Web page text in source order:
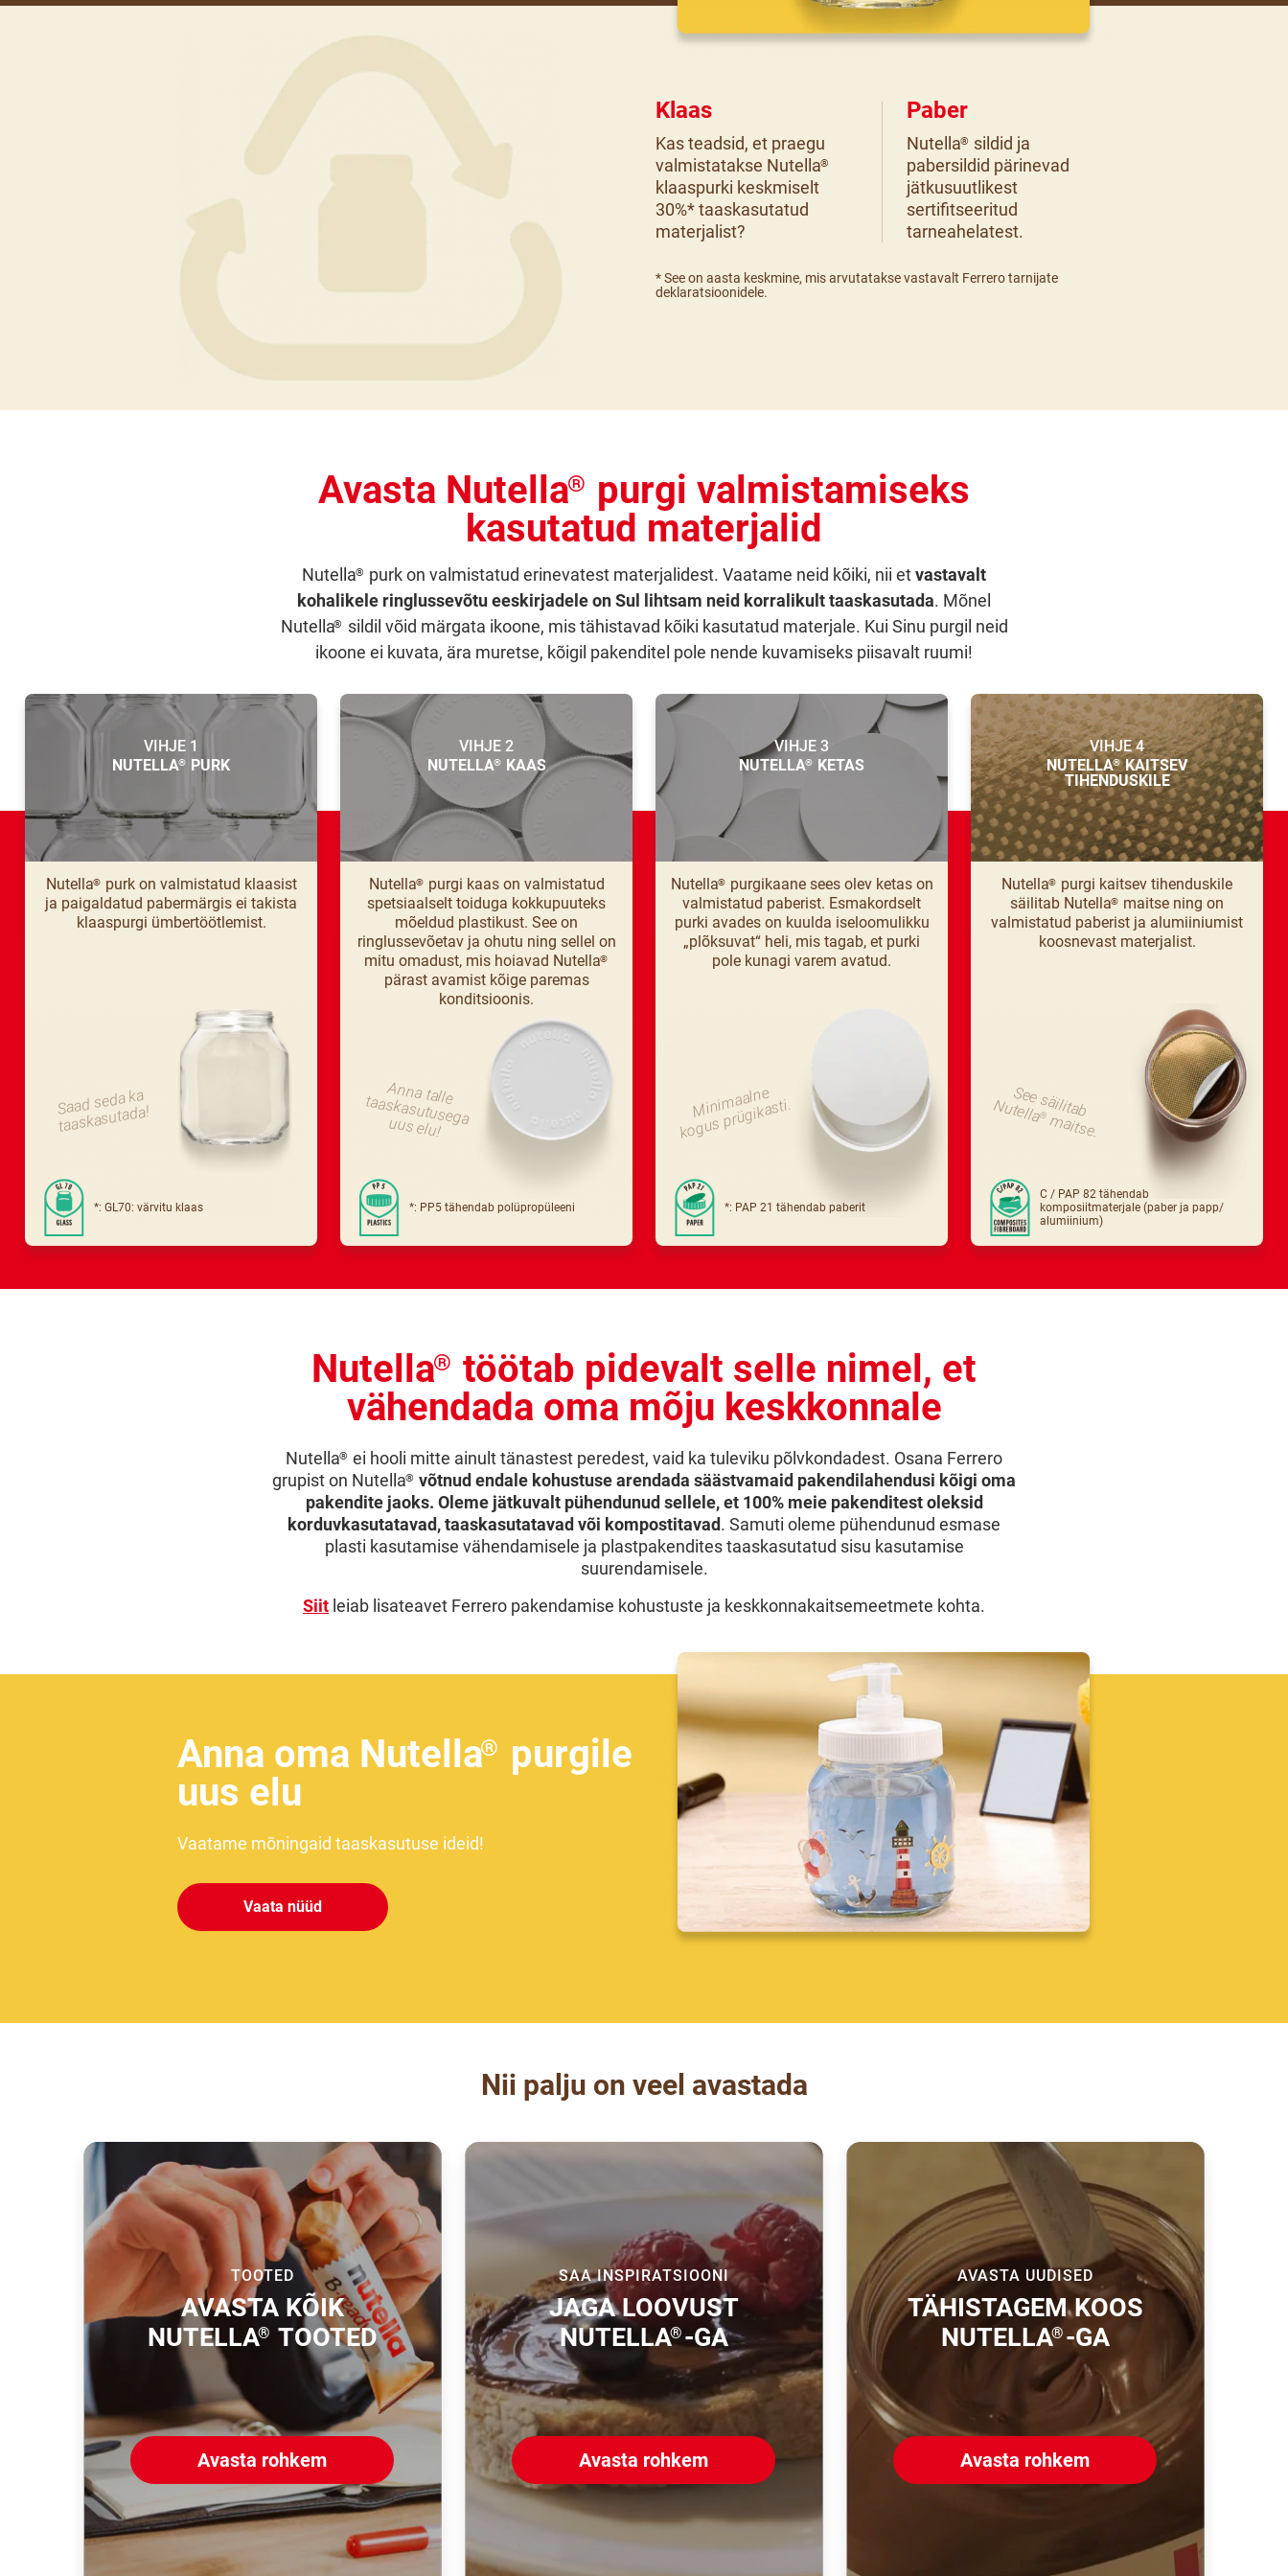
Klaas
Kas teadsid, et praegu
valmistatakse Nutella®
klaaspurki keskmiselt
30%* taaskasutatud
materjalist?
Paber
Nutella® sildid ja
pabersildid pärinevad
jätkusuutlikest
sertifitseeritud
tarneahelatest.
* See on aasta keskmine, mis arvutatakse vastavalt Ferrero tarnijate
deklaratsioonidele.
Avasta Nutella® purgi valmistamiseks
kasutatud materjalid
Nutella® purk on valmistatud erinevatest materjalidest. Vaatame neid kõiki, nii etvastavalt
kohalikele ringlussevõtu eeskirjadele on Sul lihtsam neid korralikult taaskasutada. Mõnel
Nutella®
sildil võid märgata ikoone, mis tähistavad kõiki kasutatud materjale. Kui Sinu purgil neid
ikoone ei kuvata, ära muretse, kõigil pakenditel pole nende kuvamiseks piisavalt ruumi!
VIHJE 1
NUTELLA® PURK
Nutella® purk on valmistatud klaasist
ja paigaldatud pabermärgis ei takista
klaaspurgi ümbertöötlemist.
Saad seda ka
taaskasutada!
*: GL70: värvitu klaas
VIHJE 2
NUTELLA® KAAS
Nutella® purgi kaas on valmistatud
spetsiaalselt toiduga kokkupuuteks
mõeldud plastikust. See on
ringlussevõetav ja ohutu ning sellel on
mitu omadust, mis hoiavad Nutella®
pärast avamist kõige paremas
konditsioonis.
Anna talle
taaskasutusega
uus elu!
*: PP5 tähendab polüpropüleeni
VIHJE 3
NUTELLA® KETAS
Nutella® purgikaane sees olev ketas on
valmistatud paberist. Esmakordselt
purki avades on kuulda iseloomulikku
„plõksuvat“ heli, mis tagab, et purki
pole kunagi varem avatud.
Mi
ni
m
a
al
n
e
k
o
g
u
s
pr
ü
gi
k
a
sti.
*: PAP 21 tähendab paberit
VIHJE 4
NUTELLA®KAITSEV
TIHENDUSKILE
Nutella® purgi kaitsev tihenduskile
säilitab Nutella® maitse ning on
valmistatud paberist ja alumiiniumist
koosnevast materjalist.
S
e
e
s
ä
ilita
b
N
u
te
lla®maitse.
C / PAP 82 tähendab
komposiitmaterjale (paber ja papp/
alumiinium)
Nutella® töötab pidevalt selle nimel, et
vähendada oma mõju keskkonnale
Nutella® ei hooli mitte ainult tänastest peredest, vaid ka tuleviku põlvkondadest. Osana Ferrero
grupist on Nutella® võtnud endale kohustuse arendada säästvamaid pakendilahendusi kõigi oma
pakendite jaoks. Oleme jätkuvalt pühendunud sellele, et 100% meie pakenditest oleksid
korduvkasutatavad, taaskasutatavad või kompostitavad. Samuti oleme pühendunud esmase
plasti kasutamise vähendamisele ja plastpakendites taaskasutatud sisu kasutamise
suurendamisele.
Siit leiab lisateavet Ferrero pakendamise kohustuste ja keskkonnakaitsemeetmete kohta.
Anna oma Nutella® purgile
uus elu
Vaatame mõningaid taaskasutuse ideid!
Vaata nüüd
Nii palju on veel avastada
TOOTED
AVASTA KÕIK
NUTELLA® TOOTED
Avasta rohkem
SAA INSPIRATSIOONI
JAGA LOOVUST
NUTELLA® -GA
Avasta rohkem
AVASTA UUDISED
TÄHISTAGEM KOOS
NUTELLA® -GA
Avasta rohkem